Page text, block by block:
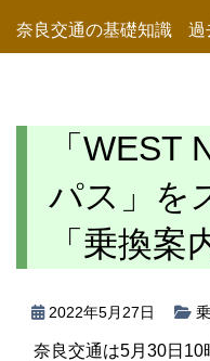
奈良交通の基礎知識 過
「WEST
パス」を
「乗換案
2022年5月27日
奈良交通は5月30日10